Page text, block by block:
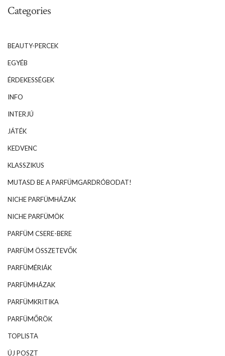
Categories
BEAUTY-PERCEK
EGYÉB
ÉRDEKESSÉGEK
INFO
INTERJÚ
JÁTÉK
KEDVENC
KLASSZIKUS
MUTASD BE A PARFÜMGARDRÓBODAT!
NICHE PARFÜMHÁZAK
NICHE PARFÜMÖK
PARFÜM CSERE-BERE
PARFÜM ÖSSZETEVŐK
PARFÜMÉRIÁK
PARFÜMHÁZAK
PARFÜMKRITIKA
PARFÜMŐRÖK
TOPLISTA
ÚJ POSZT